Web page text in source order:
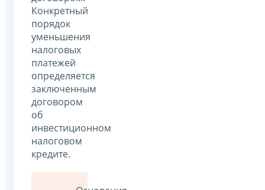
Конкретный
порядок
уменьшения
налоговых
платежей
определяется
заключенным
договором
об
инвестиционном
налоговом
кредите.